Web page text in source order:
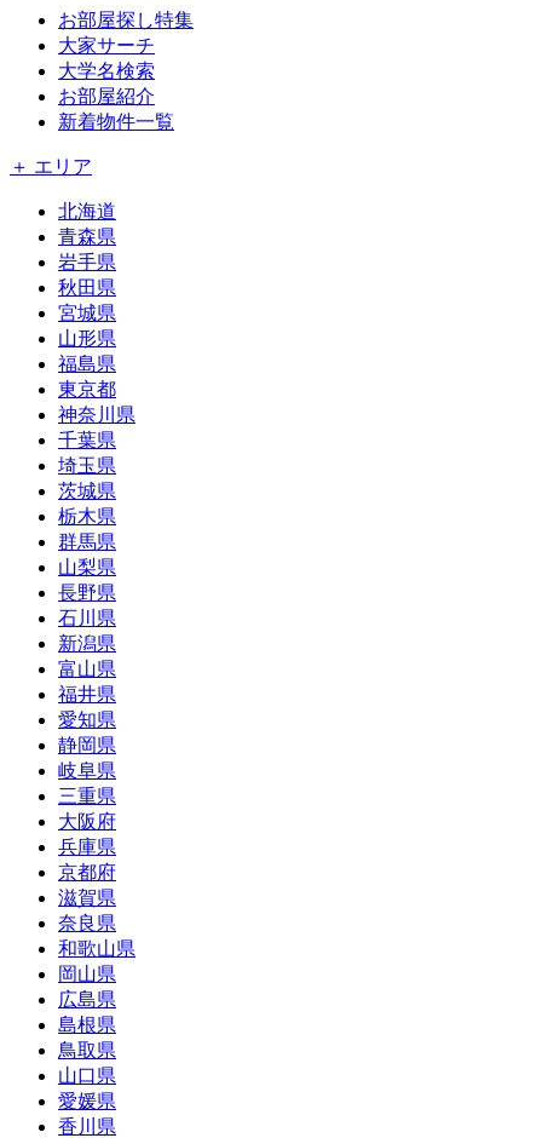
お部屋探し特集
大家サーチ
大学名検索
お部屋紹介
新着物件一覧
＋ エリア
北海道
青森県
岩手県
秋田県
宮城県
山形県
福島県
東京都
神奈川県
千葉県
埼玉県
茨城県
栃木県
群馬県
山梨県
長野県
石川県
新潟県
富山県
福井県
愛知県
静岡県
岐阜県
三重県
大阪府
兵庫県
京都府
滋賀県
奈良県
和歌山県
岡山県
広島県
島根県
鳥取県
山口県
愛媛県
香川県